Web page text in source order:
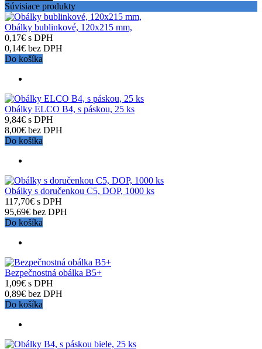
Súvisiace produkty
Obálky bublinkové, 120x215 mm,
0,17€ s DPH
0,14€ bez DPH
Do košíka
Obálky ELCO B4, s páskou, 25 ks
9,84€ s DPH
8,00€ bez DPH
Do košíka
Obálky s doručenkou C5, DOP, 1000 ks
117,70€ s DPH
95,69€ bez DPH
Do košíka
Bezpečnostná obálka B5+
1,09€ s DPH
0,89€ bez DPH
Do košíka